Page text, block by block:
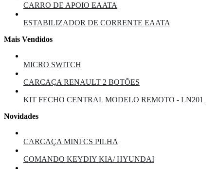
CARRO DE APOIO EAATA
ESTABILIZADOR DE CORRENTE EAATA
Mais Vendidos
MICRO SWITCH
CARCAÇA RENAULT 2 BOTÕES
KIT FECHO CENTRAL MODELO REMOTO - LN201
Novidades
CARCAÇA MINI CS PILHA
COMANDO KEYDIY KIA/ HYUNDAI